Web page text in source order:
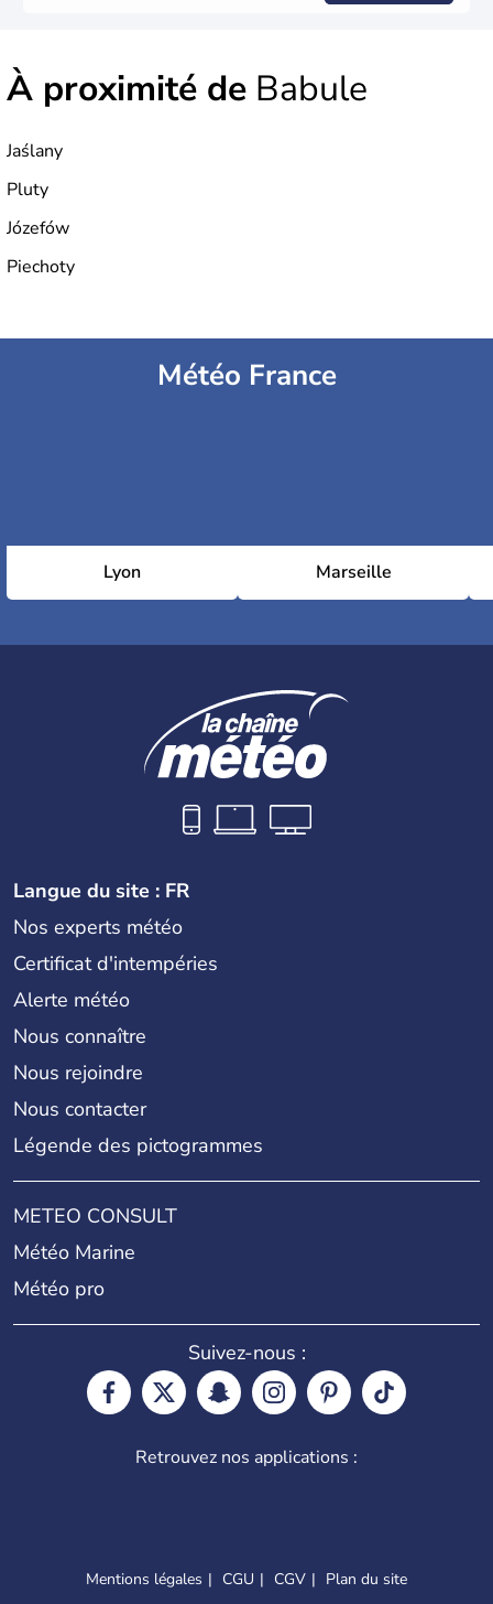
À proximité de Babule
Jaślany
Pluty
Józefów
Piechoty
Météo France
Lyon Marseille
Langue du site : FR
Nos experts météo
Certificat d'intempéries
Alerte météo
Nous connaître
Nous rejoindre
Nous contacter
Légende des pictogrammes
METEO CONSULT
Météo Marine
Météo pro
Suivez-nous :
Retrouvez nos applications :
Mentions légales CGU CGV
Plan du site